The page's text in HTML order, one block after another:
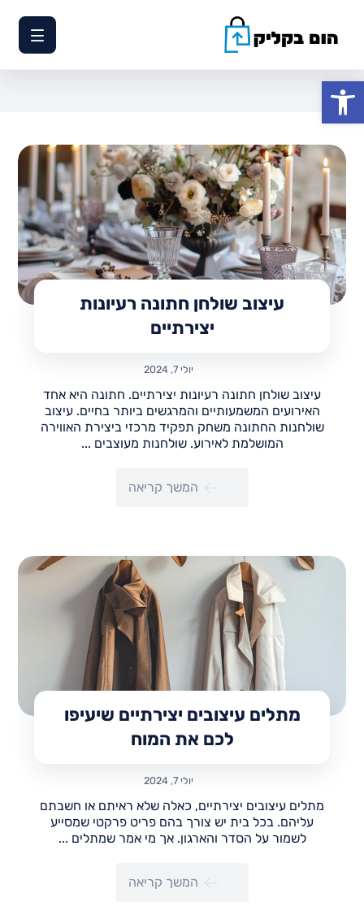
פתח סרגל נגישות
עיצוב שולחן חתונה רעיונות
יצירתיים
יולי 7, 2024
עיצוב שולחן חתונה רעיונות יצירתיים. חתונה היא אחד
האירועים המשמעותיים והמרגשים ביותר בחיים. עיצוב
שולחנות החתונה משחק תפקיד מרכזי ביצירת האווירה
המושלמת לאירוע. שולחנות מעוצבים ...
המשך קריאה
מתלים עיצובים יצירתיים שיעיפו
לכם את המוח
יולי 7, 2024
מתלים עיצובים יצירתיים, כאלה שלא ראיתם או חשבתם
עליהם. בכל בית יש צורך בהם פריט פרקטי שמסייע
לשמור על הסדר והארגון. אך מי אמר שמתלים ...
המשך קריאה